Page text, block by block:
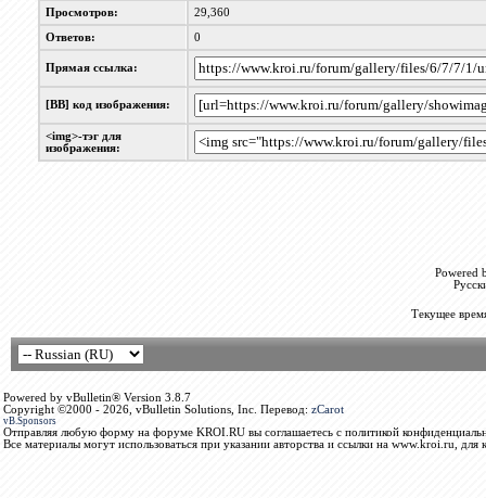
Просмотров: 29,360
Ответов: 0
Прямая ссылка:
[BB] код изображения:
<img>-тэг для
изображения:
Powered
Текущее
Powered by vBulletin® Version 3.8.7
Copyright ©2000 - 2026, vBulletin Solutions, Inc. Перевод: zCarot
vB.Sponsors
Отправляя любую форму на форуме KROI.RU вы соглашаетесь с политикой
Все материалы могут использоваться при указании авторства и ссылки на www.kroi.ru, для